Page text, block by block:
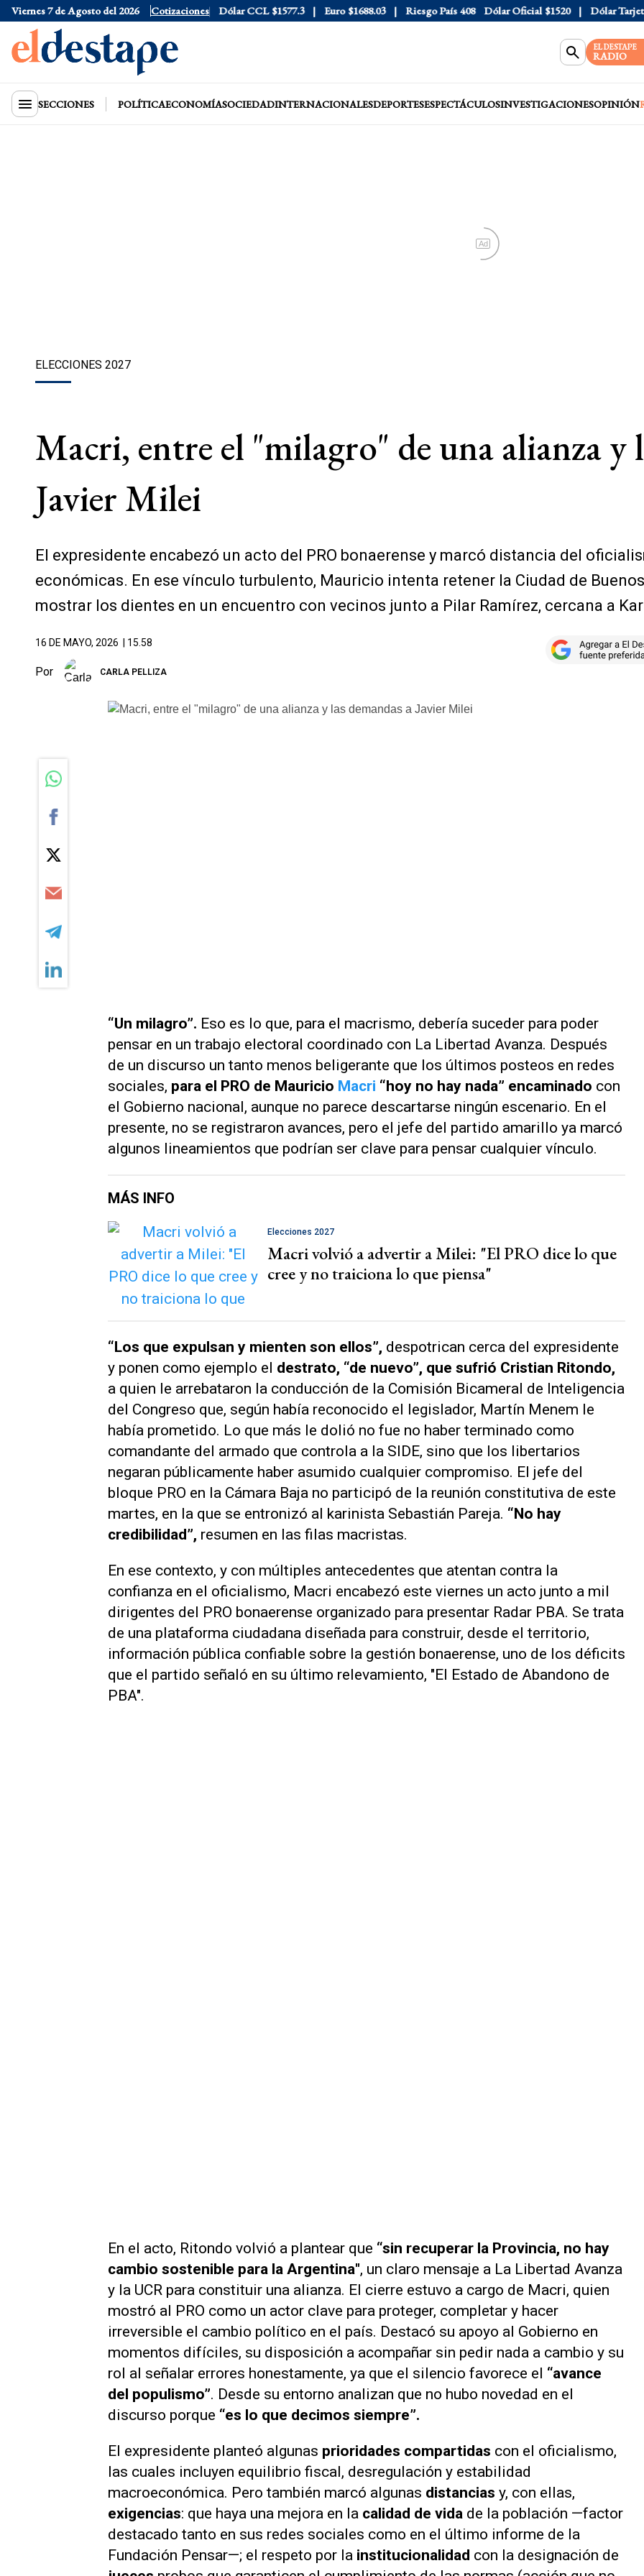
Viernes 7 de Agosto del 2026 Cotizaciones
Tarjeta $1976 Dólar Blue $1530 Dólar CCL $1577.3 Euro $1688.03 Riesgo País 408 Dólar Oficial $1520 Dólar Tarjeta
EL DESTAPE
RADIO
SECCIONES POLÍTICAECONOMÍASOCIEDADINTERNACIONALESDEPORTESESPECTÁCULOSINVESTIGACIONESOPINIÓN
Ad
ELECCIONES 2027
Macri, entre el "milagro" de una alianza y
Javier Milei
El expresidente encabezó un acto del PRO bonaerense y marcó distancia del
económicas. En ese vínculo turbulento, Mauricio intenta retener la Ciudad de
mostrar los dientes en un encuentro con vecinos junto a Pilar Ramírez, cercana a
16 DE MAYO, 2026 | 15.58
Por CARLA PELLIZA
“Un milagro”. Eso es lo que, para el macrismo, debería suceder para poder
pensar en un trabajo electoral coordinado con La Libertad Avanza. Después
de un discurso un tanto menos beligerante que los últimos posteos en redes
sociales, para el PRO de Mauricio Macri “hoy no hay nada” encaminado con
el Gobierno nacional, aunque no parece descartarse ningún escenario. En el
presente, no se registraron avances, pero el jefe del partido amarillo ya marcó
algunos lineamientos que podrían ser clave para pensar cualquier vínculo.
MÁS INFO
Elecciones 2027
Macri volvió a advertir a Milei: "El PRO dice lo que
cree y no traiciona lo que piensa"
“Los que expulsan y mienten son ellos”, despotrican cerca del expresidente
y ponen como ejemplo el destrato, “de nuevo”, que sufrió Cristian Ritondo,
a quien le arrebataron la conducción de la Comisión Bicameral de Inteligencia
del Congreso que, según había reconocido el legislador, Martín Menem le
había prometido. Lo que más le dolió no fue no haber terminado como
comandante del armado que controla a la SIDE, sino que los libertarios
negaran públicamente haber asumido cualquier compromiso. El jefe del
bloque PRO en la Cámara Baja no participó de la reunión constitutiva de este
martes, en la que se entronizó al karinista Sebastián Pareja. “No hay
credibilidad”, resumen en las filas macristas.
En ese contexto, y con múltiples antecedentes que atentan contra la
confianza en el oficialismo, Macri encabezó este viernes un acto junto a mil
dirigentes del PRO bonaerense organizado para presentar Radar PBA. Se trata
de una plataforma ciudadana diseñada para construir, desde el territorio,
información pública confiable sobre la gestión bonaerense, uno de los déficits
que el partido señaló en su último relevamiento, "El Estado de Abandono de
PBA".
En el acto, Ritondo volvió a plantear que “sin recuperar la Provincia, no hay
cambio sostenible para la Argentina", un claro mensaje a La Libertad Avanza
y la UCR para constituir una alianza. El cierre estuvo a cargo de Macri, quien
mostró al PRO como un actor clave para proteger, completar y hacer
irreversible el cambio político en el país. Destacó su apoyo al Gobierno en
momentos difíciles, su disposición a acompañar sin pedir nada a cambio y su
rol al señalar errores honestamente, ya que el silencio favorece el “avance
del populismo”. Desde su entorno analizan que no hubo novedad en el
discurso porque “es lo que decimos siempre”.
El expresidente planteó algunas prioridades compartidas con el oficialismo,
las cuales incluyen equilibrio fiscal, desregulación y estabilidad
macroeconómica. Pero también marcó algunas distancias y, con ellas,
exigencias: que haya una mejora en la calidad de vida de la población —factor
destacado tanto en sus redes sociales como en el último informe de la
Fundación Pensar—; el respeto por la institucionalidad con la designación de